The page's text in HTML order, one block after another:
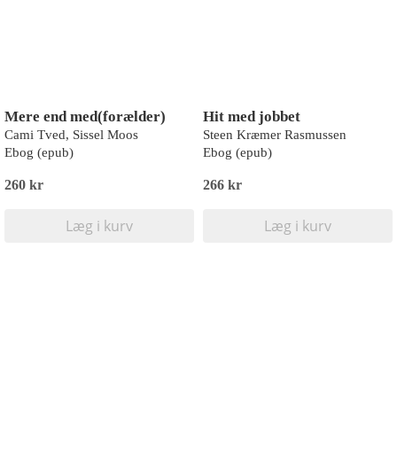
Mere end med(forælder)
Cami Tved, Sissel Moos
Ebog (epub)
260 kr
Læg i kurv
Hit med jobbet
Steen Kræmer Rasmussen
Ebog (epub)
266 kr
Læg i kurv